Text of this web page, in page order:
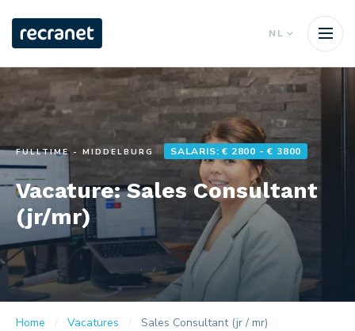
NL
FULLTIME - MIDDELBURG SALARIS: € 2800 - € 3800
Vacature: Sales Consultant
(jr/mr)
Home Vacatures Sales Consultant (jr / mr)